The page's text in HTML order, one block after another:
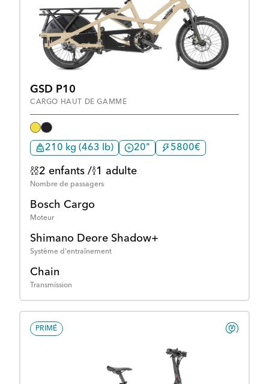
GSD P10
CARGO HAUT DE GAMME
210 kg (463 lb) 20" 5800€
2 enfants / 1 adulte
Nombre de passagers
Bosch Cargo
Moteur
Shimano Deore Shadow+
Système d'entraînement
Chain
Transmission
PRIMÉ